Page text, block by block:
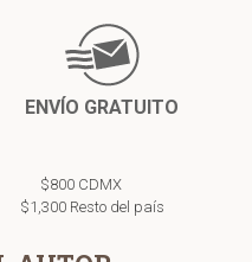
ENVÍO GRATUITO
$800 CDMX
$1,300 Resto del país